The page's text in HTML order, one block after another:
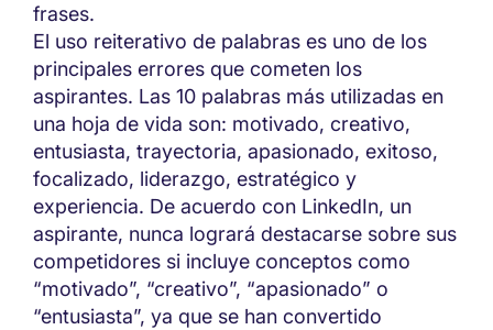
frases.
El uso reiterativo de palabras es uno de los
principales errores que cometen los
aspirantes. Las 10 palabras más utilizadas en
una hoja de vida son: motivado, creativo,
entusiasta, trayectoria, apasionado, exitoso,
focalizado, liderazgo, estratégico y
experiencia. De acuerdo con LinkedIn, un
aspirante, nunca logrará destacarse sobre sus
competidores si incluye conceptos como
“motivado”, “creativo”, “apasionado” o
“entusiasta”, ya que se han convertido